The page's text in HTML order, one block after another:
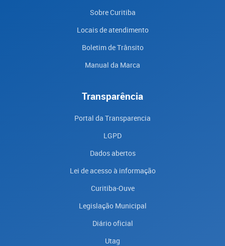
Sobre Curitiba
Locais de atendimento
Boletim de Trânsito
Manual da Marca
Transparência
Portal da Transparencia
LGPD
Dados abertos
Lei de acesso à informação
Curitiba-Ouve
Legislação Municipal
Diário oficial
Utag